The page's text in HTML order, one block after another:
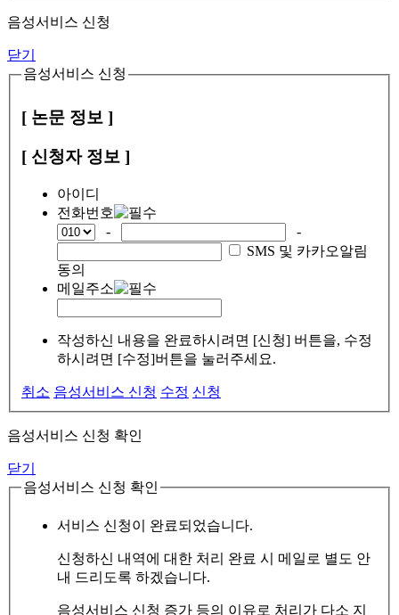
음성서비스 신청
닫기
음성서비스 신청
[ 논문 정보 ]
[ 신청자 정보 ]
아이디
전화번호
-
-
SMS 및 카카오알림
동의
메일주소
작성하신 내용을 완료하시려면 [신청] 버튼을, 수정
하시려면 [수정]버튼을 눌러주세요.
취소 음성서비스 신청 수정 신청
음성서비스 신청 확인
닫기
음성서비스 신청 확인
서비스 신청이 완료되었습니다.
신청하신 내역에 대한 처리 완료 시 메일로 별도 안
내 드리도록 하겠습니다.
음성서비스 신청 증가 등의 이유로 처리가 다소 지